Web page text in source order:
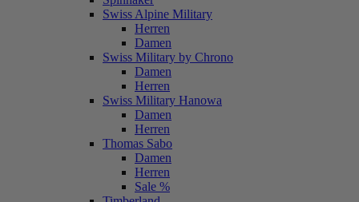
Swiss Alpine Military
Herren
Damen
Swiss Military by Chrono
Damen
Herren
Swiss Military Hanowa
Damen
Herren
Thomas Sabo
Damen
Herren
Sale %